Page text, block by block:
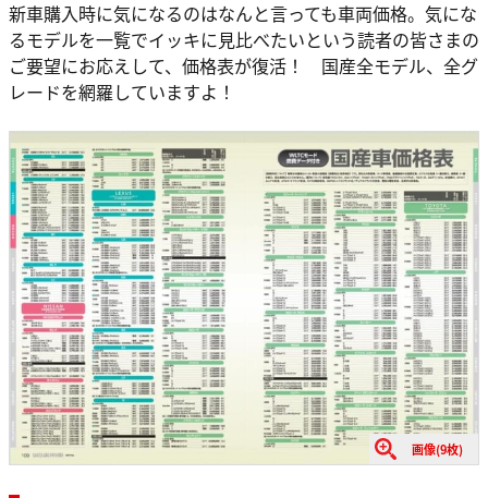
新車購入時に気になるのはなんと言っても車両価格。気にな
るモデルを一覧でイッキに見比べたいという読者の皆さまの
ご要望にお応えして、価格表が復活！ 国産全モデル、全グ
レードを網羅していますよ！
画像(9枚)